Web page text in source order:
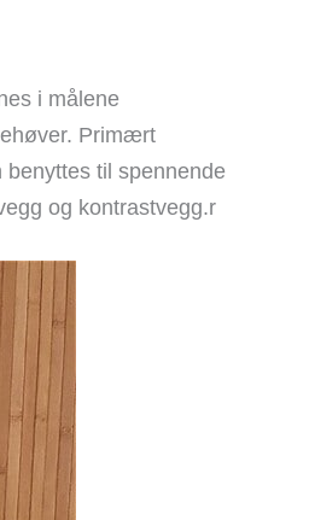
i målene
Primært
til spennende
og kontrastvegg.r